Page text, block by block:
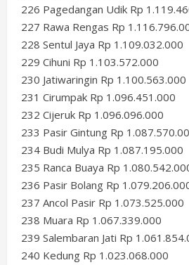
226 Pagedangan Udik Rp
227 Rawa Rengas Rp
228 Sentul Jaya Rp 1.109.032.000
229 Cihuni Rp 1.103.572.000
230 Jatiwaringin Rp 1.100.563.000
231 Cirumpak Rp 1.096.451.000
232 Cijeruk Rp 1.096.096.000
233 Pasir Gintung Rp
234 Budi Mulya Rp 1.087.195.000
235 Ranca Buaya Rp
236 Pasir Bolang Rp
237 Ancol Pasir Rp 1.073.525.000
238 Muara Rp 1.067.339.000
239 Salembaran Jati Rp
240 Kedung Rp 1.023.068.000